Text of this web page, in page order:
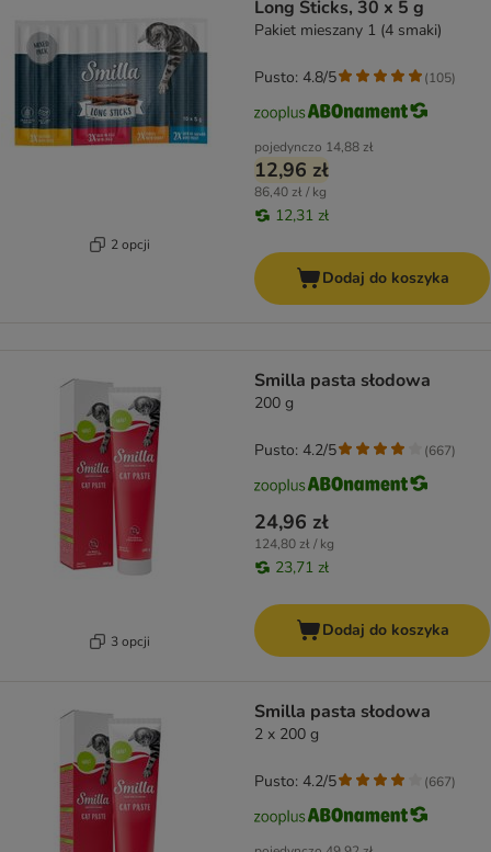
2 opcji
Long Sticks, 30 x 5 g
Pakiet mieszany 1 (4 smaki)
pojedynczo 14,88 zł
12,96 zł
86,40 zł / kg
12,31 zł
Pusto: 4.8/5 (105)
Dodaj do koszyka
3 opcji
Smilla pasta słodowa
200 g
24,96 zł
124,80 zł / kg
23,71 zł
Pusto: 4.2/5 (667)
Dodaj do koszyka
Smilla pasta słodowa
2 x 200 g
Pusto: 4.2/5 (667)